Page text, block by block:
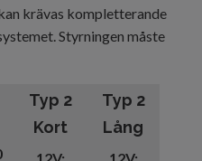
krävas kompletterande
Styrningen måste
Typ 2
Kort
Typ 2
Lång